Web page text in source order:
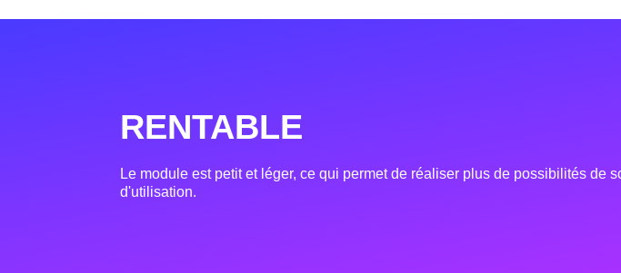
RENTABLE
Le module est petit et léger, ce qui permet de réaliser plus de possibilités de
d'utilisation.